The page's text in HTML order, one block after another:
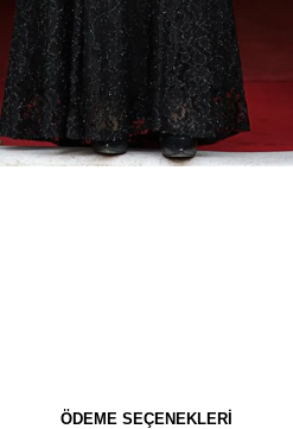
ÖDEME SEÇENEKLERI